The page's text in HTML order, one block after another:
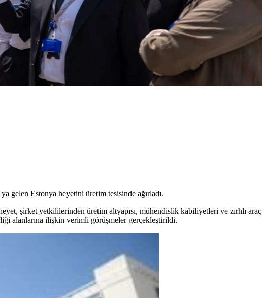
gelen Estonya heyetini üretim tesisinde ağırladı.
şirket yetkililerinden üretim altyapısı, mühendislik kabiliyetleri ve zırhlı araç
alanlarına ilişkin verimli görüşmeler gerçekleştirildi.